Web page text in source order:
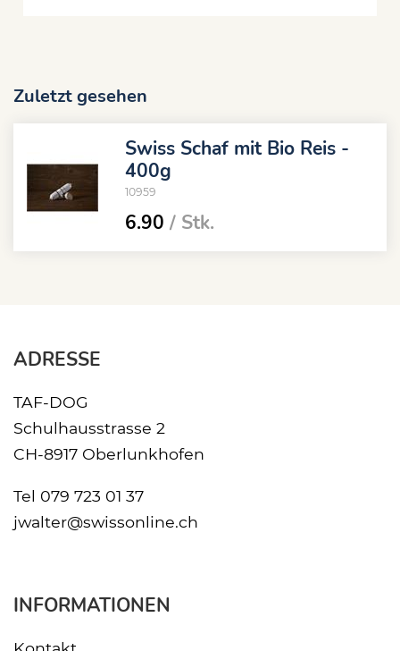
Zuletzt gesehen
Swiss Schaf mit Bio Reis -
400g
10959
6.90 / Stk.
ADRESSE
TAF-DOG
Schulhausstrasse 2
CH-8917 Oberlunkhofen
Tel 079 723 01 37
jwalter@swissonline.ch
INFORMATIONEN